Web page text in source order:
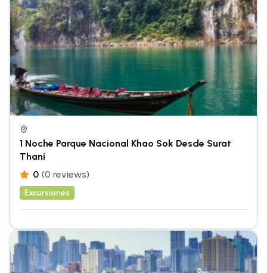
1 Noche Parque Nacional Khao Sok Desde Surat
Thani
0 (0 reviews)
Excursiones